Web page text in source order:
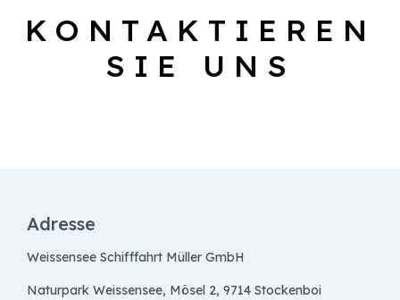
KONTAKTIEREN
SIE UNS
Adresse
Weissensee Schifffahrt Müller GmbH
Naturpark Weissensee, Mösel 2, 9714 Stockenboi